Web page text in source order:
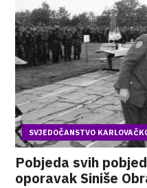
SVJEDOČANSTVO
Pobjeda svih
oporavak Siniše